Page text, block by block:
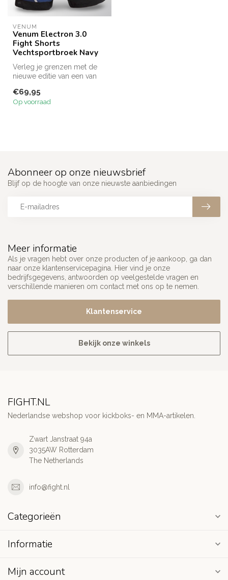
VENUM
Venum Electron 3.0
Fight Shorts
Vechtsportbroek Navy
Verleg je grenzen met de
nieuwe editie van een van
...
€69,95
Op voorraad
Meer informatie
Als je vragen hebt over onze producten of je aankoop, ga dan
naar onze klantenservicepagina. Hier vind je onze
bedrijfsgegevens, antwoorden op veelgestelde vragen en
verschillende manieren om contact met ons op te nemen.
Klantenservice
Bekijk onze winkels
Abonneer op onze nieuwsbrief
Blijf op de hoogte van onze nieuwste aanbiedingen
FIGHT.NL
Nederlandse webshop voor kickboks- en MMA-artikelen.
Zwart Janstraat 94a
3035AW Rotterdam
The Netherlands
info@fight.nl
Categorieën
Informatie
Mijn account